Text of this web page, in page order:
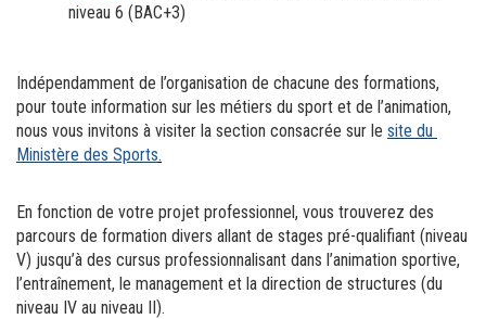
niveau 6 (BAC+3)
Indépendamment de l’organisation de chacune des formations,
pour toute information sur les métiers du sport et de l’animation,
nous vous invitons à visiter la section consacrée sur le site du
Ministère des Sports.
En fonction de votre projet professionnel, vous trouverez des
parcours de formation divers allant de stages pré-qualifiant (niveau
V) jusqu’à des cursus professionnalisant dans l’animation sportive,
l’entraînement, le management et la direction de structures (du
niveau IV au niveau II).